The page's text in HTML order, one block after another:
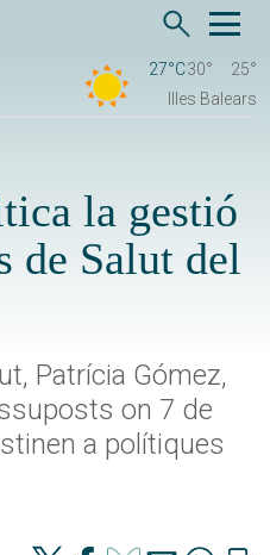
27°C30°
25°
Illes Balears
la gestió
de Salut del
Patrícia Gómez,
on 7 de
a polítiques